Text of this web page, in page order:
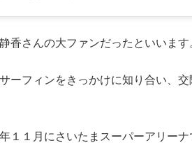
香さんの大ファンだったといいます
ーフィンをきっかけに知り合い、
１１月にさいたまスーパーアリー